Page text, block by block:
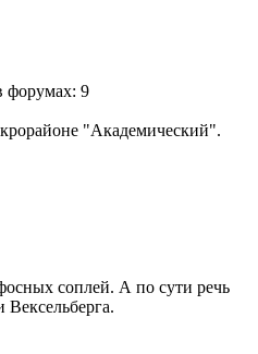
"Академический".
соплей. А по сути речь